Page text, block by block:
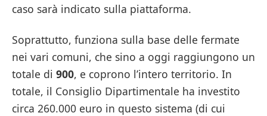
caso sarà indicato sulla piattaforma.
Soprattutto, funziona sulla base delle fermate
nei vari comuni, che sino a oggi raggiungono un
totale di 900, e coprono l’intero territorio. In
totale, il Consiglio Dipartimentale ha investito
circa 260.000 euro in questo sistema (di cui